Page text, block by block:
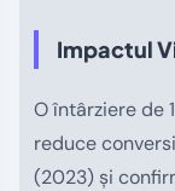
Impactul
O întârziere de
reduce
(2023) și